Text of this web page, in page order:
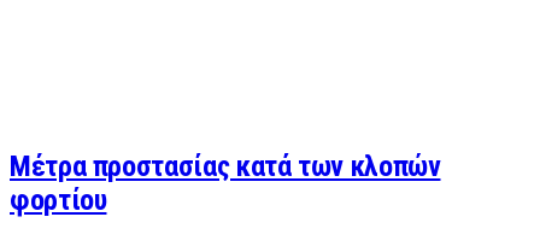
Μέτρα προστασίας κατά των κλοπών
φορτίου